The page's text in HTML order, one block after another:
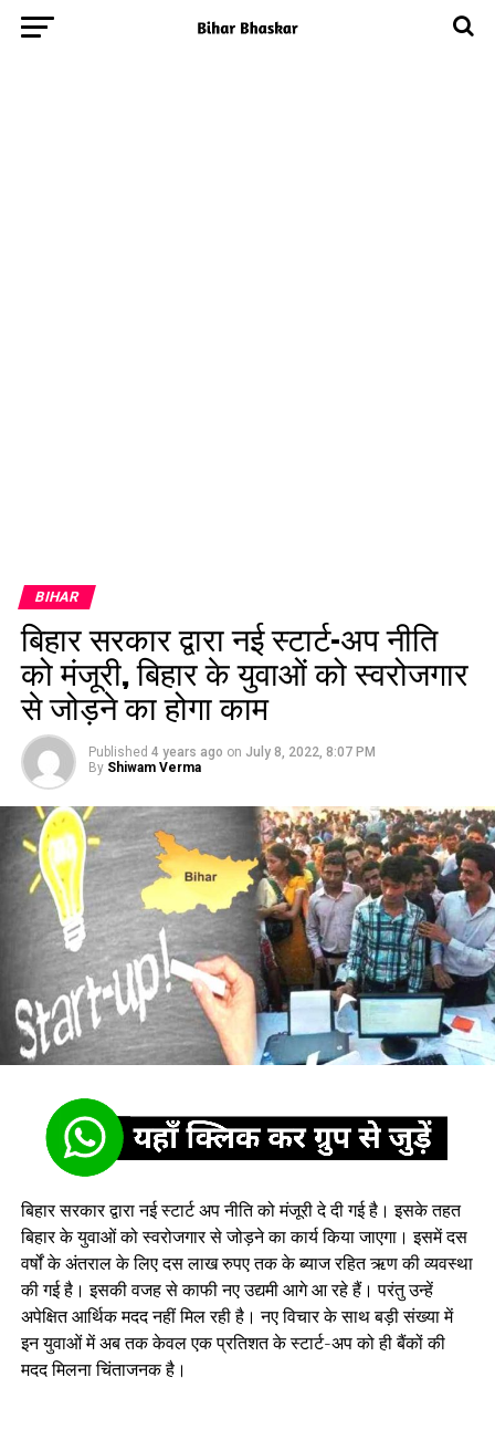
BIHAR
बिहार सरकार द्वारा नई स्टार्ट-अप नीति
को मंजूरी, बिहार के युवाओं को स्वरोजगार
से जोड़ने का होगा काम
Published 4 years ago on July 8, 2022, 8:07 PM
By Shiwam Verma
बिहार सरकार द्वारा नई स्टार्ट अप नीति को मंजूरी दे दी गई है। इसके तहत
बिहार के युवाओं को स्वरोजगार से जोड़ने का कार्य किया जाएगा। इसमें दस
वर्षों के अंतराल के लिए दस लाख रुपए तक के ब्याज रहित ऋण की व्यवस्था
की गई है। इसकी वजह से काफी नए उद्यमी आगे आ रहे हैं। परंतु उन्हें
अपेक्षित आर्थिक मदद नहीं मिल रही है। नए विचार के साथ बड़ी संख्या में
इन युवाओं में अब तक केवल एक प्रतिशत के स्टार्ट-अप को ही बैंकों की
मदद मिलना चिंताजनक है।